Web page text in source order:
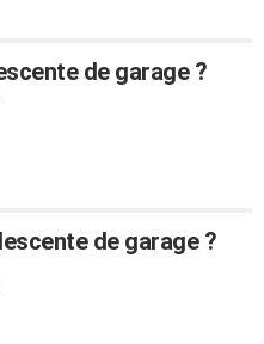
de garage ?
de garage ?